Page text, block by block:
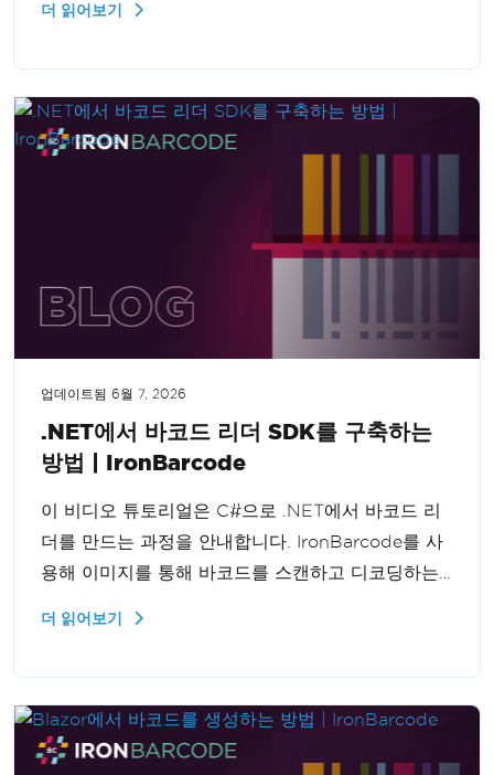
더 읽어보기
업데이트됨 6월 7, 2026
.NET에서 바코드 리더 SDK를 구축하는
방법 | IronBarcode
이 비디오 튜토리얼은 C#으로 .NET에서 바코드 리
더를 만드는 과정을 안내합니다. IronBarcode를 사
용해 이미지를 통해 바코드를 스캔하고 디코딩하는
더 읽어보기